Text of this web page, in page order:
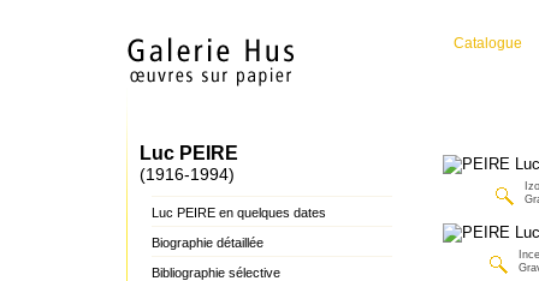
Catalogue
Luc PEIRE
(1916-1994)
Luc PEIRE en quelques dates
Biographie détaillée
Bibliographie sélective